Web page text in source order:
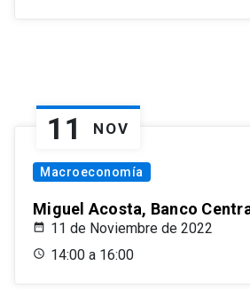
11 NOV
Macroeconomía
Miguel Acosta, Banco
11 de Noviembre de 2022
14:00 a 16:00